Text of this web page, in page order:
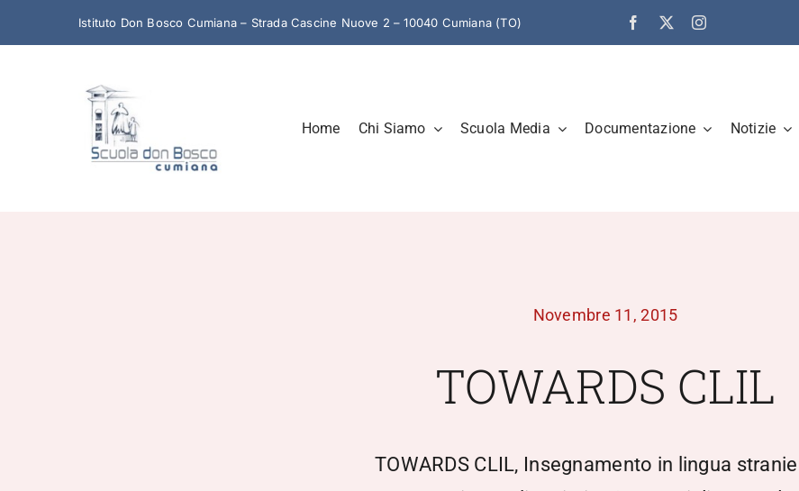
al
Istituto Don Bosco Cumiana – Strada Cascine Nuove 2 – 10040 Cumiana (TO)
Home Chi Siamo Scuola Media Documentazione Notizie
Novembre 11, 2015
TOWARDS CLIL
TOWARDS CLIL, Insegnamento in lingua